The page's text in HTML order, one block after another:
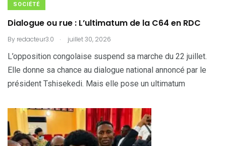
SOCIÉTÉ
Dialogue ou rue : L’ultimatum de la C64 en RDC
By redacteur3.0 . juillet 30, 2026
L’opposition congolaise suspend sa marche du 22 juillet.
Elle donne sa chance au dialogue national annoncé par le
président Tshisekedi. Mais elle pose un ultimatum